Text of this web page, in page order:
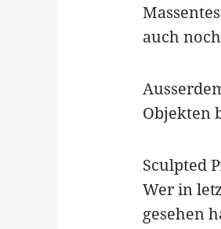
auch
Objekten
Sculpted
Wer in
gesehen